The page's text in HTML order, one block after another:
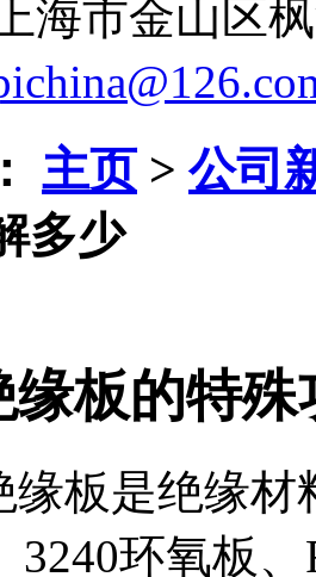
市金山区
主页>公司
多少
缘板的特
板是绝缘材
3240环氧板